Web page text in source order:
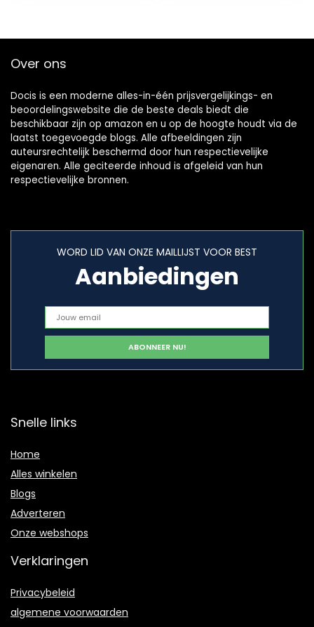
Over ons
Docis is een moderne alles-in-één prijsvergelijkings- en
beoordelingswebsite die de beste deals biedt die
beschikbaar zijn op amazon en u op de hoogte houdt via de
laatst toegevoegde blogs. Alle afbeeldingen zijn
auteursrechtelijk beschermd door hun respectievelijke
eigenaren. Alle geciteerde inhoud is afgeleid van hun
respectievelijke bronnen.
WORD LID VAN ONZE MAILLIJST VOOR BEST
Aanbiedingen
Snelle links
Home
Alles winkelen
Blogs
Adverteren
Onze webshops
Verklaringen
Privacybeleid
algemene voorwaarden